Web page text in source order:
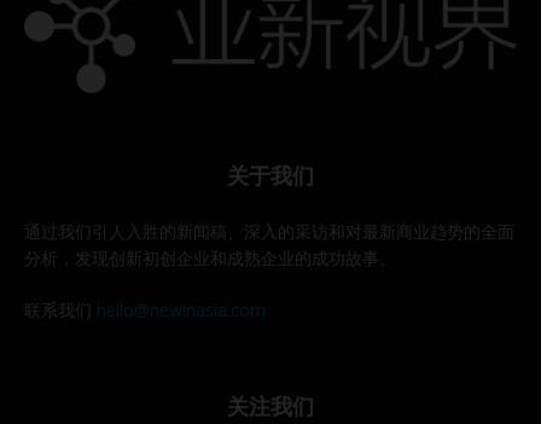
关于我们
通过我们引人入胜的新闻稿、深入的采访和对最新商业趋势的全面
分析，发现创新初创企业和成熟企业的成功故事。
联系我们 hello@newinasia.com
关注我们